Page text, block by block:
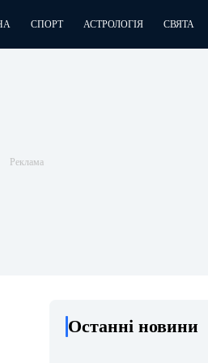
СПОРТ АСТРОЛОГІЯ СВЯТА
Останні новини